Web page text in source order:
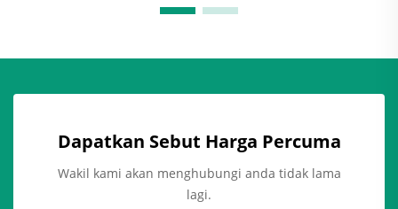
Dapatkan Sebut Harga Percuma
Wakil kami akan menghubungi anda tidak lama
lagi.